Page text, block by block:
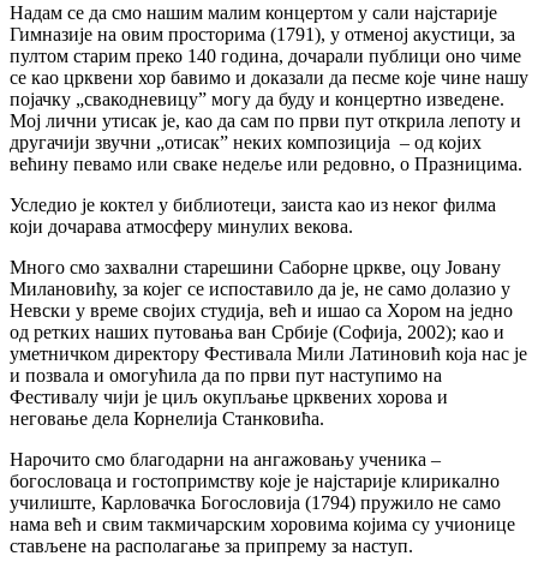
Надам се да смо нашим малим концертом у сали најстарије
Гимназије на овим просторима (1791), у отменој акустици, за
пултом старим преко 140 година, дочарали публици оно чиме
се као црквени хор бавимо и доказали да песме које чине нашу
појачку „свакодневицу” могу да буду и концертно изведене.
Мој лични утисак је, као да сам по први пут открила лепоту и
другачији звучни „отисак” неких композиција – од којих
већину певамо или сваке недеље или редовно, о Празницима.
Уследио је коктел у библиотеци, заиста као из неког филма
који дочарава атмосферу минулих векова.
Много смо захвални старешини Саборне цркве, оцу Јовану
Милановићу, за којег се испоставило да је, не само долазио у
Невски у време својих студија, већ и ишао са Хором на једно
од ретких наших путовања ван Србије (Софија, 2002); као и
уметничком директору Фестивала Мили Латиновић која нас је
и позвала и омогућила да по први пут наступимо на
Фестивалу чији је циљ окупљање црквених хорова и
неговање дела Корнелија Станковића.
Нарочито смо благодарни на ангажовању ученика –
богословаца и гостопримству које је најстарије клирикално
училиште, Карловачка Богословија (1794) пружило не само
нама већ и свим такмичарским хоровима којима су учионице
стављене на располагање за припрему за наступ.